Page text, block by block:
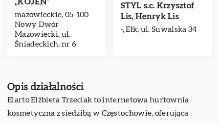
„KOJEN”
mazowieckie, 05-100
Nowy Dwór
Mazowiecki, ul.
Śniadeckich, nr 6
STYL s.c. Krzysztof
Lis, Henryk Lis
-, Ełk, ul. Suwalska 34
Opis działalności
Elarto Elżbieta Trzeciak to internetowa hurtownia
kosmetyczna z siedzibą w Częstochowie, oferująca